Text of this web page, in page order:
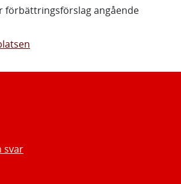
förbättringsförslag angående
svar